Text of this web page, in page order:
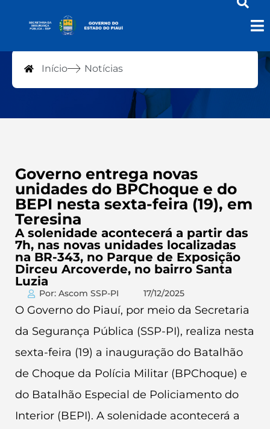
Notícias
Início Notícias
Governo entrega novas
unidades do BPChoque e do
BEPI nesta sexta-feira (19), em
Teresina
A solenidade acontecerá a partir das
7h, nas novas unidades localizadas
na BR-343, no Parque de Exposição
Dirceu Arcoverde, no bairro Santa
Luzia
Por: Ascom SSP-PI 17/12/2025
O Governo do Piauí, por meio da Secretaria
da Segurança Pública (SSP-PI), realiza nesta
sexta-feira (19) a inauguração do Batalhão
de Choque da Polícia Militar (BPChoque) e
do Batalhão Especial de Policiamento do
Interior (BEPI). A solenidade acontecerá a